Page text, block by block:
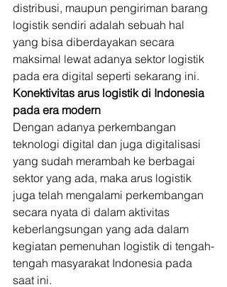
distribusi, maupun pengiriman barang
logistik sendiri adalah sebuah hal
yang bisa diberdayakan secara
maksimal lewat adanya sektor logistik
pada era digital seperti sekarang ini.
Konektivitas arus logistik di Indonesia
pada era modern
Dengan adanya perkembangan
teknologi digital dan juga digitalisasi
yang sudah merambah ke berbagai
sektor yang ada, maka arus logistik
juga telah mengalami perkembangan
secara nyata di dalam aktivitas
keberlangsungan yang ada dalam
kegiatan pemenuhan logistik di tengah-
tengah masyarakat Indonesia pada
saat ini.